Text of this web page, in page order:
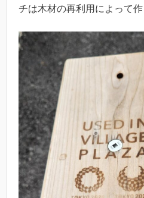
チは木材の再利用によって